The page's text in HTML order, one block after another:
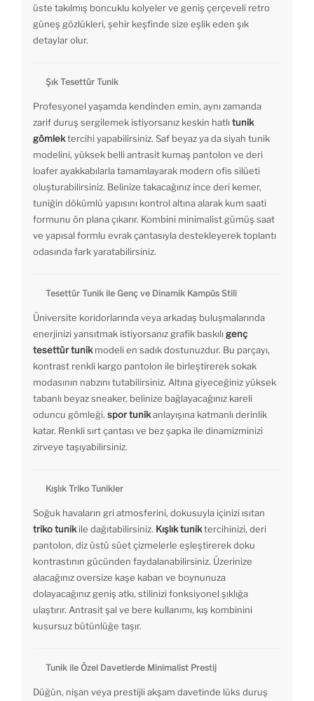
üste takılmış boncuklu kolyeler ve geniş çerçeveli retro
güneş gözlükleri, şehir keşfinde size eşlik eden şık
detaylar olur.
Şık Tesettür Tunik
Profesyonel yaşamda kendinden emin, aynı zamanda
zarif duruş sergilemek istiyorsanız keskin hatlı tunik
gömlektercihi yapabilirsiniz. Saf beyaz ya da siyah tunik
modelini, yüksek belli antrasit kumaş pantolon ve deri
loafer ayakkabılarla tamamlayarak modern ofis silüeti
oluşturabilirsiniz. Belinize takacağınız ince deri kemer,
tuniğin dökümlü yapısını kontrol altına alarak kum saati
formunu ön plana çıkarır. Kombini minimalist gümüş saat
ve yapısal formlu evrak çantasıyla destekleyerek toplantı
odasında fark yaratabilirsiniz.
Tesettür Tunik ile Genç ve Dinamik Kampüs Stili
Üniversite koridorlarında veya arkadaş buluşmalarında
enerjinizi yansıtmak istiyorsanız grafik baskılı genç
tesettür tunik modeli en sadık dostunuzdur. Bu parçayı,
kontrast renkli kargo pantolon ile birleştirerek sokak
modasının nabzını tutabilirsiniz. Altına giyeceğiniz yüksek
tabanlı beyaz sneaker, belinize bağlayacağınız kareli
oduncu gömleği, spor tunikanlayışına katmanlı derinlik
katar. Renkli sırt çantası ve bez şapka ile dinamizminizi
zirveye taşıyabilirsiniz.
Kışlık Triko Tunikler
Soğuk havaların gri atmosferini, dokusuyla içinizi ısıtan
triko tunik ile dağıtabilirsiniz. Kışlık tuniktercihinizi, deri
pantolon, diz üstü süet çizmelerle eşleştirerek doku
kontrastının gücünden faydalanabilirsiniz. Üzerinize
alacağınız oversize kaşe kaban ve boynunuza
dolayacağınız geniş atkı, stilinizi fonksiyonel şıklığa
ulaştırır. Antrasit şal ve bere kullanımı, kış kombinini
kusursuz bütünlüğe taşır.
Tunik ile Özel Davetlerde Minimalist Prestij
Düğün, nişan veya prestijli akşam davetinde lüks duruş